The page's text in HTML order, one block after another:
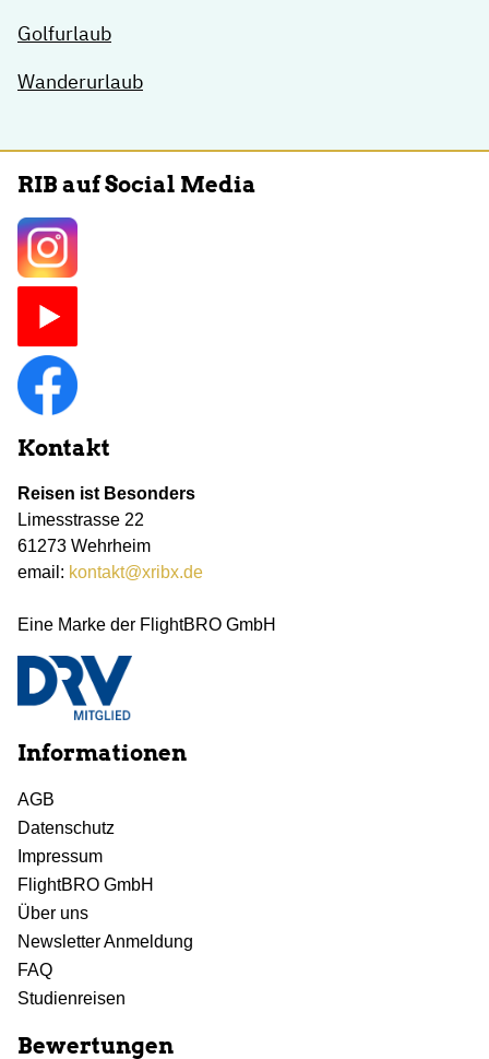
Golfurlaub
Wanderurlaub
RIB auf Social Media
Kontakt
Reisen ist Besonders
Limesstrasse 22
61273 Wehrheim
email: kontakt@xribx.de
Eine Marke der FlightBRO GmbH
Informationen
AGB
Datenschutz
Impressum
FlightBRO GmbH
Über uns
Newsletter Anmeldung
FAQ
Studienreisen
Bewertungen